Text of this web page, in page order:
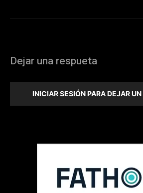
Dejar una respueta
INICIAR SESIÓN PARA DEJAR